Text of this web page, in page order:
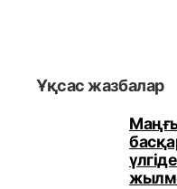
Ұқсас жазбалар